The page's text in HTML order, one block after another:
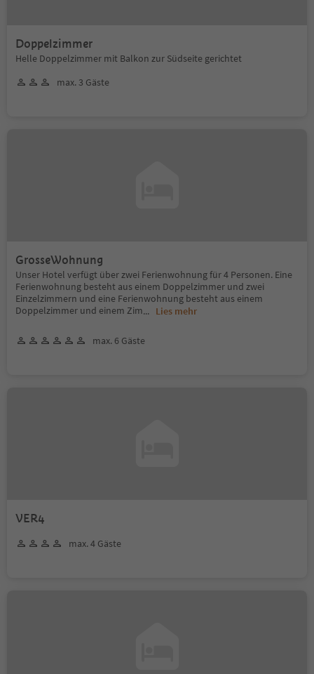
Doppelzimmer
Helle Doppelzimmer mit Balkon zur Südseite gerichtet
max. 3 Gäste
GrosseWohnung
Unser Hotel verfügt über zwei Ferienwohnung für 4 Personen. Eine
Ferienwohnung besteht aus einem Doppelzimmer und zwei
Einzelzimmern und eine Ferienwohnung besteht aus einem
Doppelzimmer und einem Zim... Lies mehr
max. 6 Gäste
VER4
max. 4 Gäste